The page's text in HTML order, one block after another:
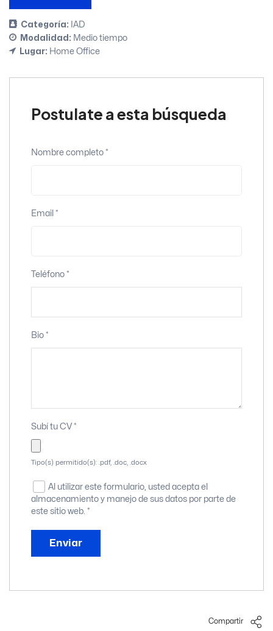
Categoría:
IAD
Modalidad: Medio tiempo
Lugar: Home Office
Postulate a esta búsqueda
Nombre completo *
Email *
Teléfono *
Bio *
Subí tu CV *
Tipo(s) permitido(s): .pdf, .doc, .docx
Al utilizar este formulario, usted acepta el
almacenamiento y manejo de sus datos por parte de
este sitio web. *
Compartir